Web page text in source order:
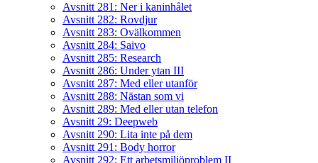
Avsnitt 281: Ner i kaninhålet
Avsnitt 282: Rovdjur
Avsnitt 283: Ovälkommen
Avsnitt 284: Saivo
Avsnitt 285: Research
Avsnitt 286: Under ytan III
Avsnitt 287: Med eller utanför
Avsnitt 288: Nästan som vi
Avsnitt 289: Med eller utan telefon
Avsnitt 29: Deepweb
Avsnitt 290: Lita inte på dem
Avsnitt 291: Body horror
Avsnitt 292: Ett arbetsmiljöproblem II